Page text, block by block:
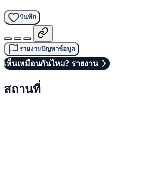
บันทึก
รายงานปัญหาข้อมูล
เห็นเหมือนกันไหม? รายงาน
สถานที่